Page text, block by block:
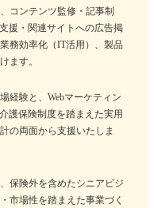
コンテンツ監修・記事制
援・関連サイトへの広告掲
務効率化（IT活用）、製品
ます。
経験と、Webマーケティン
護保険制度を踏まえた実用
の両面から支援いたしま
保険外を含めたシニアビジ
市場性を踏まえた事業づく